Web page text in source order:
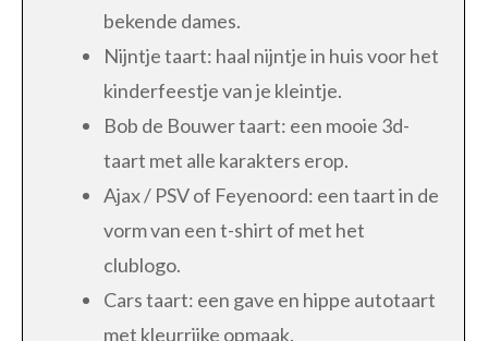
bekende dames.
Nijntje taart: haal nijntje in huis voor het
kinderfeestje van je kleintje.
Bob de Bouwer taart: een mooie 3d-
taart met alle karakters erop.
Ajax / PSV of Feyenoord: een taart in de
vorm van een t-shirt of met het
clublogo.
Cars taart: een gave en hippe autotaart
met kleurrijke opmaak.